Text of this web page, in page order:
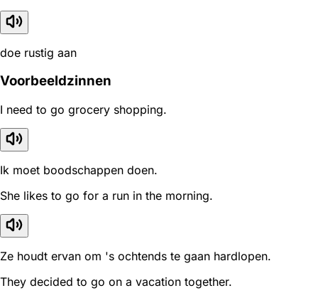
doe rustig aan
Voorbeeldzinnen
I need to go grocery shopping.
Ik moet boodschappen doen.
She likes to go for a run in the morning.
Ze houdt ervan om 's ochtends te gaan hardlopen.
They decided to go on a vacation together.